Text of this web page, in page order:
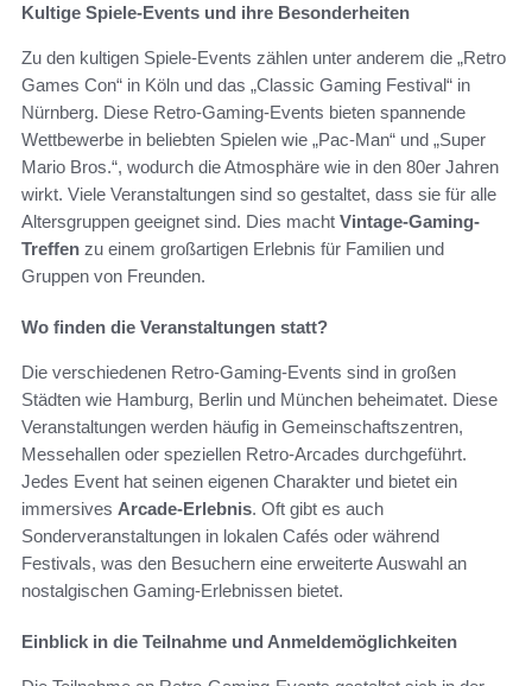
Kultige Spiele-Events und ihre Besonderheiten
Zu den kultigen Spiele-Events zählen unter anderem die „Retro
Games Con“ in Köln und das „Classic Gaming Festival“ in
Nürnberg. Diese Retro-Gaming-Events bieten spannende
Wettbewerbe in beliebten Spielen wie „Pac-Man“ und „Super
Mario Bros.“, wodurch die Atmosphäre wie in den 80er Jahren
wirkt. Viele Veranstaltungen sind so gestaltet, dass sie für alle
Altersgruppen geeignet sind. Dies macht Vintage-Gaming-
Treffen zu einem großartigen Erlebnis für Familien und
Gruppen von Freunden.
Wo finden die Veranstaltungen statt?
Die verschiedenen Retro-Gaming-Events sind in großen
Städten wie Hamburg, Berlin und München beheimatet. Diese
Veranstaltungen werden häufig in Gemeinschaftszentren,
Messehallen oder speziellen Retro-Arcades durchgeführt.
Jedes Event hat seinen eigenen Charakter und bietet ein
immersives Arcade-Erlebnis. Oft gibt es auch
Sonderveranstaltungen in lokalen Cafés oder während
Festivals, was den Besuchern eine erweiterte Auswahl an
nostalgischen Gaming-Erlebnissen bietet.
Einblick in die Teilnahme und Anmeldemöglichkeiten